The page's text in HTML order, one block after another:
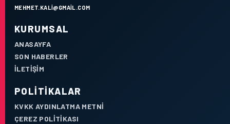
MEHMET.KALI@GMAIL.COM
KURUMSAL
ANASAYFA
SON HABERLER
İLETIŞIM
POLITIKALAR
KVKK AYDINLATMA METNI
ÇEREZ POLITIKASI